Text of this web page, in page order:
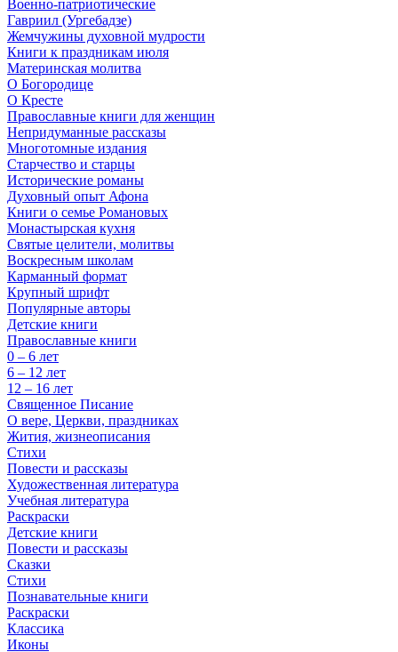
Военно-патриотические
Гавриил (Ургебадзе)
Жемчужины духовной мудрости
Книги к праздникам июля
Материнская молитва
О Богородице
О Кресте
Православные книги для женщин
Непридуманные рассказы
Многотомные издания
Старчество и старцы
Исторические романы
Духовный опыт Афона
Книги о семье Романовых
Монастырская кухня
Святые целители, молитвы
Воскресным школам
Карманный формат
Крупный шрифт
Популярные авторы
Детские книги
Православные книги
0 – 6 лет
6 – 12 лет
12 – 16 лет
Священное Писание
О вере, Церкви, праздниках
Жития, жизнеописания
Стихи
Повести и рассказы
Художественная литература
Учебная литература
Раскраски
Детские книги
Повести и рассказы
Сказки
Стихи
Познавательные книги
Раскраски
Классика
Иконы